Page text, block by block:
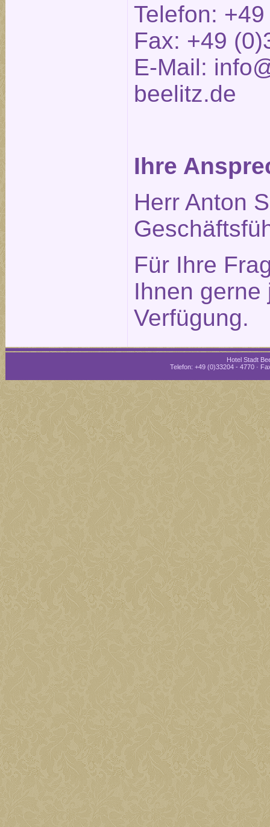
Telefon:
Fax: +49
E-Mail:
beelitz.de
Ihre
Herr Anton
Für Ihre
Ihnen gerne
Verfügung.
Hotel Stadt
Telefon: +49 (0)33204 - 4770 ·